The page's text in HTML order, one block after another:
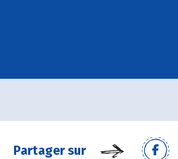
Partager sur